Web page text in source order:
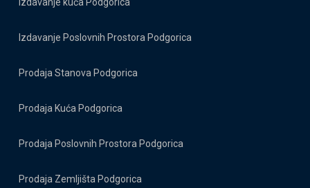
Izdavanje kuća Podgorica
Izdavanje Poslovnih Prostora Podgorica
Prodaja Stanova Podgorica
Prodaja Kuća Podgorica
Prodaja Poslovnih Prostora Podgorica
Prodaja Zemljišta Podgorica